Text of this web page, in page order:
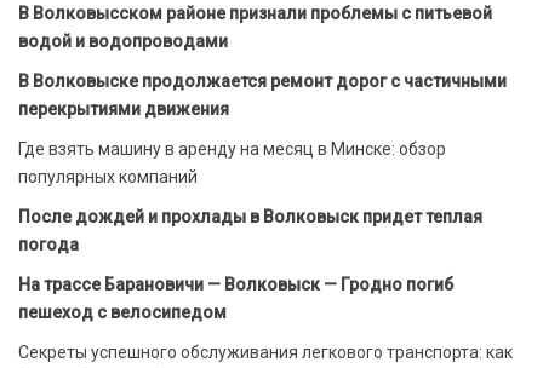
В Волковысском районе признали проблемы с питьевой
водой и водопроводами
В Волковыске продолжается ремонт дорог с частичными
перекрытиями движения
Где взять машину в аренду на месяц в Минске: обзор
популярных компаний
После дождей и прохлады в Волковыск придет теплая
погода
На трассе Барановичи — Волковыск — Гродно погиб
пешеход с велосипедом
Секреты успешного обслуживания легкового транспорта: как